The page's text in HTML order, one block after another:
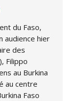
du Faso,
audience hier
des
Filippo
au Burkina
au centre
Faso